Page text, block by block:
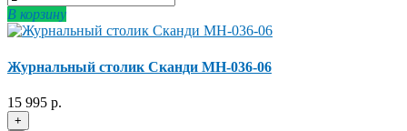
В корзину
Журнальный столик Сканди МН-036-06
15 995 р.
+